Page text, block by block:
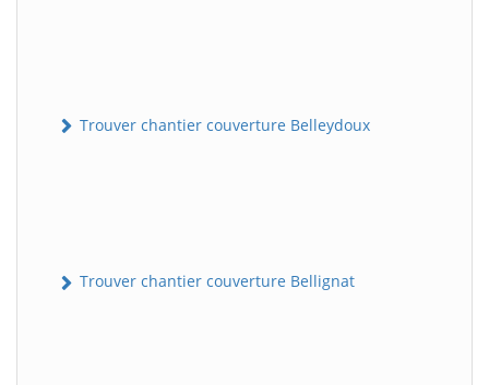
Trouver chantier couverture Belleydoux
Trouver chantier couverture Bellignat